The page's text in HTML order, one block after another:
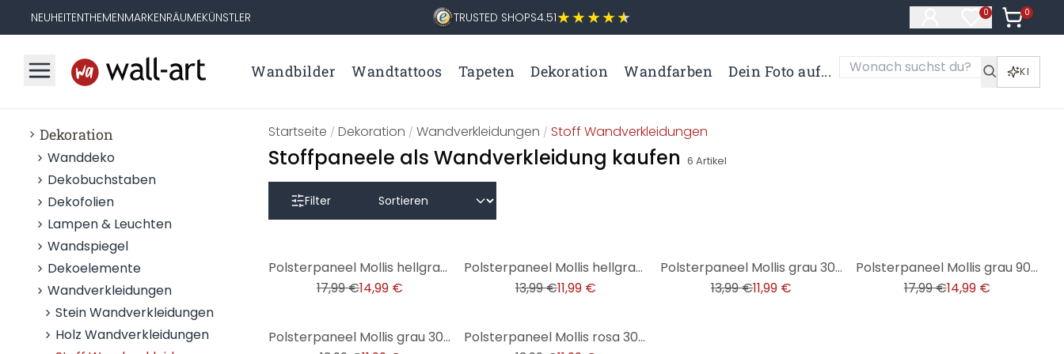
NEUHEITENTHEMENMARKENRÄUMEKÜNSTLER TRUSTED SHOPS4.51 0
Artikel im
0
Artikel
Wandbilder Wandtattoos Tapeten Dekoration Wandfarben Dein Foto auf... KI
Dekoration
Wanddeko
Dekobuchstaben
Dekofolien
Lampen & Leuchten
Wandspiegel
Dekoelemente
Wandverkleidungen
Stein Wandverkleidungen
Holz Wandverkleidungen
Startseite / Dekoration /Wandverkleidungen / Stoff Wandverkleidungen
Stoffpaneele als Wandverkleidung kaufen 6 Artikel
Filter
Polsterpaneel Mollis hellgrau 90x15 cm
17,99 €14,99 €
Polsterpaneel Mollis hellgrau 30x30 cm
13,99 €11,99 €
Polsterpaneel Mollis grau 30x30 cm
13,99 €11,99 €
Polsterpaneel Mollis grau 90x15 cm
17,99 €14,99 €
Polsterpaneel Mollis grau 30x30 cm
Polsterpaneel Mollis rosa 30x30 cm